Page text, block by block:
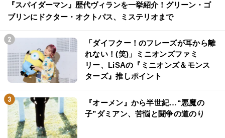
『スパイダーマン』歴代ヴィランを一挙紹介！グリーン・ゴ
ブリンにドクター・オクトパス、ミステリオまで
「ダイフクー！のフレーズが耳から離
れない！(笑)」ミニオンズファミ
リー、LiSAの『ミニオンズ＆モンス
ターズ』推しポイント
『オーメン』から半世紀…“悪魔の
子”ダミアン、苦悩と闘争の道のり